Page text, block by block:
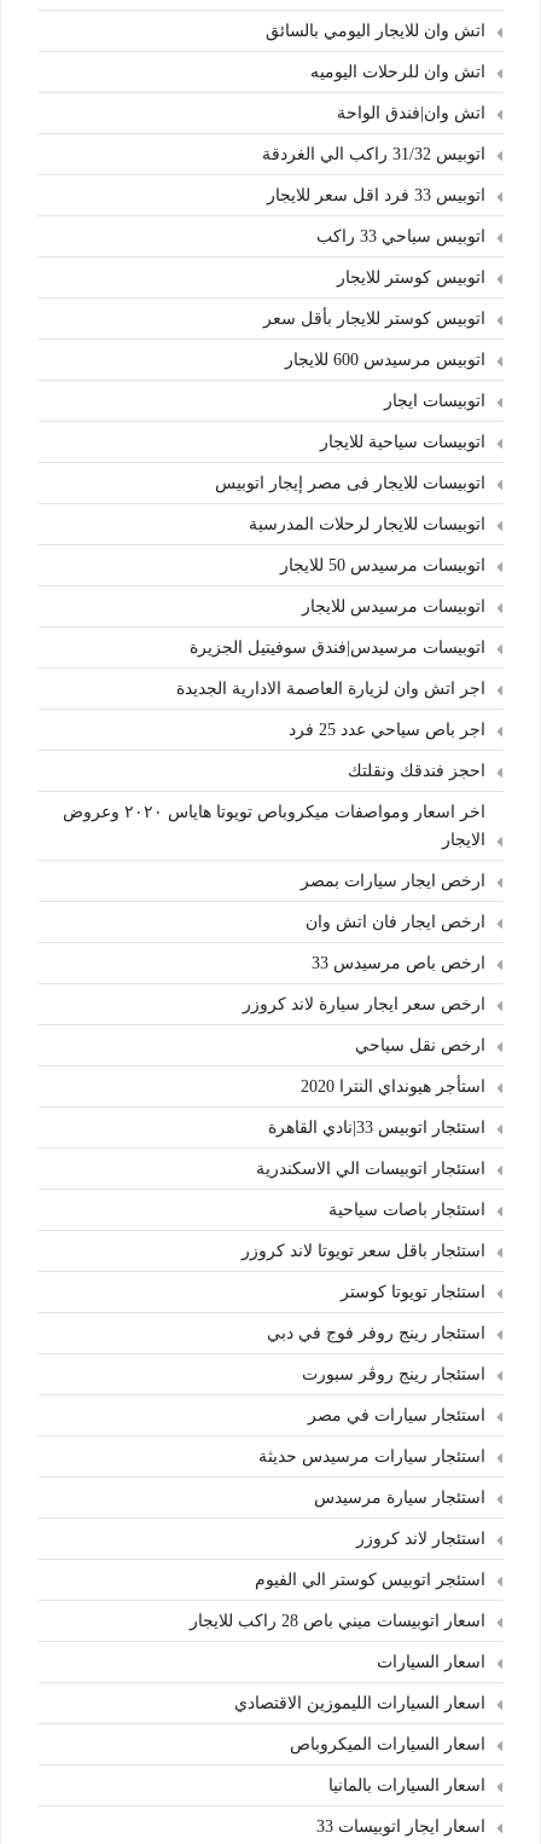
اتش وان للايجار اليومي بالسائق
اتش وان للرحلات اليوميه
اتش وان|فندق الواحة
اتوبيس 31/32 راكب الي الغردقة
اتوبيس 33 فرد اقل سعر للايجار
اتوبيس سياحي 33 راكب
اتوبيس كوستر للايجار
اتوبيس كوستر للايجار بأقل سعر
اتوبيس مرسيدس 600 للايجار
اتوبيسات ايجار
اتوبيسات سياحية للايجار
اتوبيسات للايجار فى مصر إيجار اتوبيس
اتوبيسات للايجار لرحلات المدرسية
اتوبيسات مرسيدس 50 للايجار
اتوبيسات مرسيدس للايجار
اتوبيسات مرسيدس|فندق سوفيتيل الجزيرة
اجر اتش وان لزيارة العاصمة الادارية الجديدة
اجر باص سياحي عدد 25 فرد
احجز فندقك ونقلتك
اخر اسعار ومواصفات ميكروباص تويوتا هاياس ٢٠٢٠ وعروض
الايجار
ارخص ايجار سيارات بمصر
ارخص ايجار فان اتش وان
ارخص باص مرسيدس 33
ارخص سعر ايجار سيارة لاند كروزر
ارخص نقل سياحي
استأجر هيونداي النترا 2020
استئجار اتوبيس 33|نادي القاهرة
استئجار اتوبيسات الي الاسكندرية
استئجار باصات سياحية
استئجار باقل سعر تويوتا لاند كروزر
استئجار تويوتا كوستر
استئجار رينج روفر فوج في دبي
استئجار رينج روڤر سبورت
استئجار سيارات في مصر
استئجار سيارات مرسيدس حديثة
استئجار سيارة مرسيدس
استئجار لاند كروزر
استئجر اتوبيس كوستر الي الفيوم
اسعار اتوبيسات ميني باص 28 راكب للايجار
اسعار السيارات
اسعار السيارات الليموزين الاقتصادي
اسعار السيارات الميكروباص
اسعار السيارات بالمانيا
اسعار ايجار اتوبيسات 33